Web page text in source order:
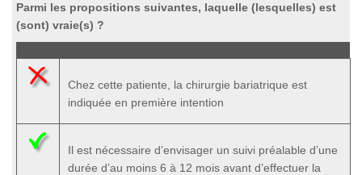
Parmi les propositions suivantes, laquelle (lesquelles) est
(sont) vraie(s) ?
Chez cette patiente, la chirurgie bariatrique est
indiquée en première intention
Il est nécessaire d’envisager un suivi préalable d’une
durée d’au moins 6 à 12 mois avant d’effectuer la